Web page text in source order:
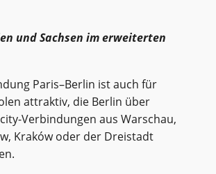
und Sachsen im erweiterten
Paris–Berlin ist auch für
attraktiv, die Berlin über
aus Warschau,
Kraków oder der Dreistadt